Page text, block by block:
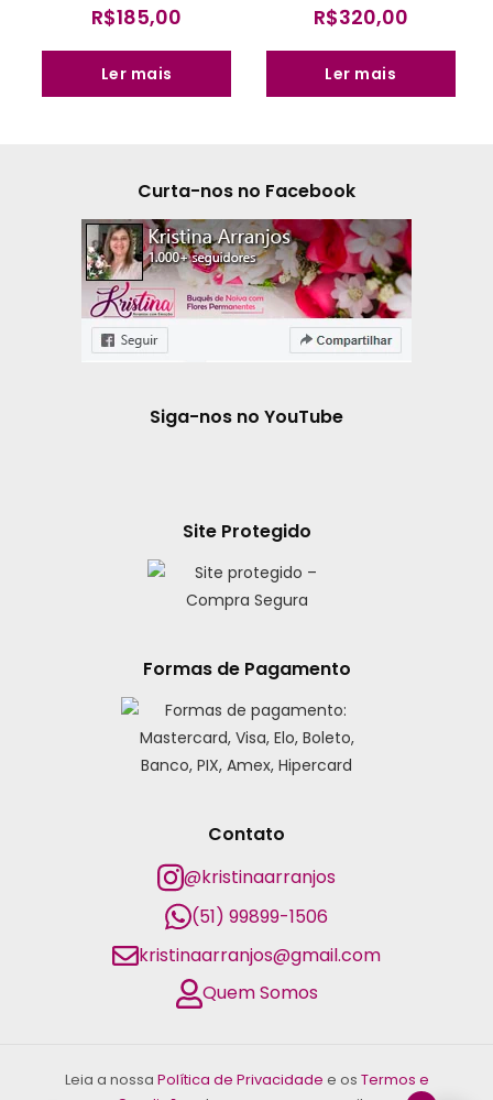
R$185,00
Ler mais
R$320,00
Ler mais
Curta-nos no Facebook
Siga-nos no YouTube
Site Protegido
Formas de Pagamento
Contato
@kristinaarranjos
(51) 99899-1506
kristinaarranjos@gmail.com
Quem Somos
Leia a nossa Política de Privacidade e os Termos e